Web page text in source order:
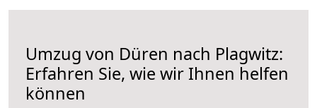
Umzug von Düren nach Plagwitz:
Erfahren Sie, wie wir Ihnen helfen
können